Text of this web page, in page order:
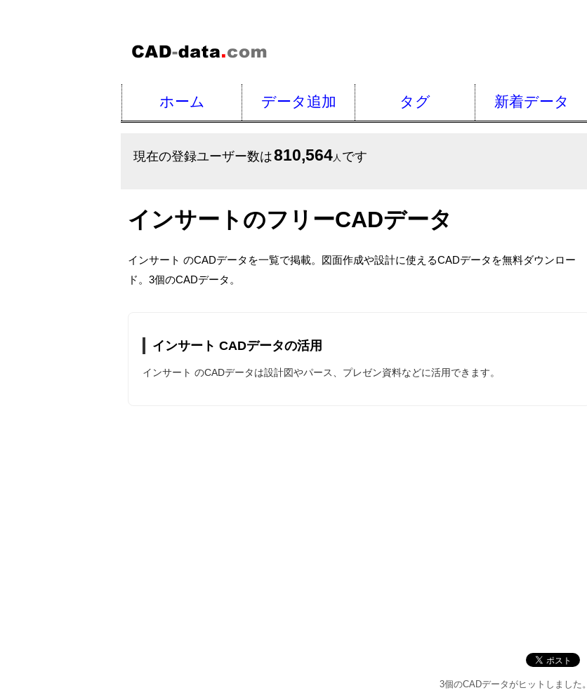
ホーム データ追加 タグ 新着データ
現在の登録ユーザー数は810,564人 です
インサートのフリーCADデータ
インサート のCADデータを一覧で掲載。図面作成や設計に使えるCADデータを無料ダウンロー
ド。3個のCADデータ。
インサート CADデータの活用
インサート のCADデータは設計図やパース、プレゼン資料などに活用できます。
3個のCADデータがヒットしました。